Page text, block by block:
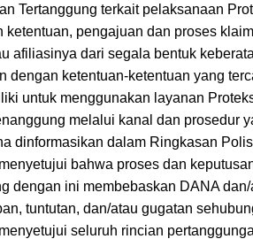
Tertanggung terkait pelaksanaan
ketentuan, pengajuan dan proses
afiliasinya dari segala bentuk
dengan ketentuan-ketentuan yang
untuk menggunakan layanan
melalui kanal dan prosedur
dinformasikan dalam Ringkasan
bahwa proses dan
dengan ini membebaskan DANA
tuntutan, dan/atau gugatan
seluruh rincian